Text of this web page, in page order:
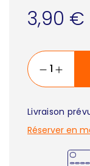
3,90 €
Livraison
Réserver en